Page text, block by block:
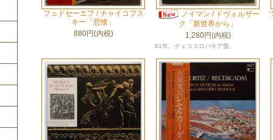
フェドセーエフ / チャイコフス
キー「悲愴」
880円(内税)
ノイマン / ドヴォルザー
ク「新世界から」
1,280円(内税)
81年。チェコスロバキア盤。